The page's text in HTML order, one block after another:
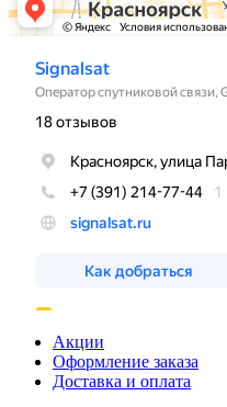
Акции
Оформление заказа
Доставка и оплата